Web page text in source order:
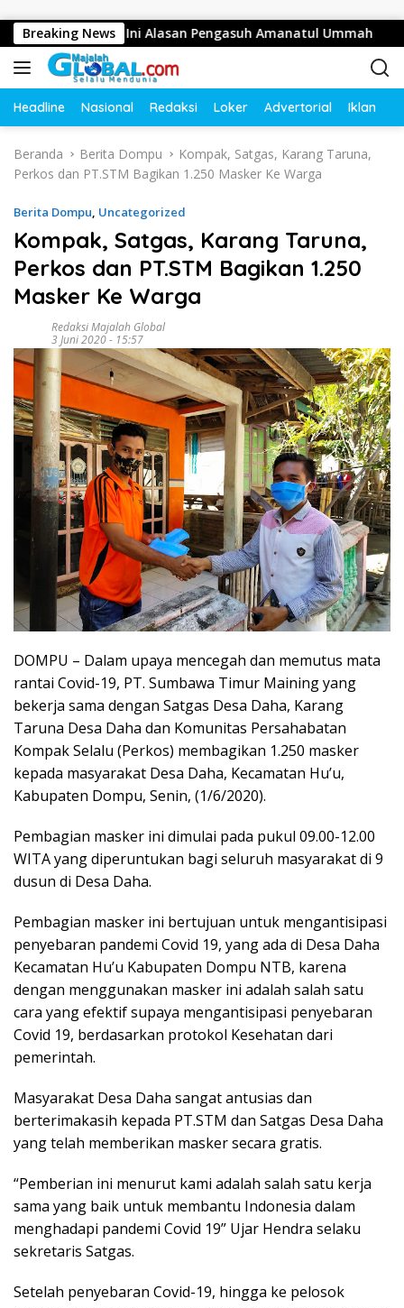
Breaking News
Juta, Ini Alasan Pengasuh Amanatul Ummah
Headline Nasional Redaksi Loker Advertorial Iklan
Beranda Berita Dompu
Kompak, Satgas, Karang Taruna,
Perkos dan PT.STM Bagikan 1.250 Masker Ke Warga
Berita Dompu, Uncategorized
Kompak, Satgas, Karang Taruna,
Perkos dan PT.STM Bagikan 1.250
Masker Ke Warga
Redaksi Majalah Global
3 Juni 2020 - 15:57
DOMPU – Dalam upaya mencegah dan memutus mata
rantai Covid-19, PT. Sumbawa Timur Maining yang
bekerja sama dengan Satgas Desa Daha, Karang
Taruna Desa Daha dan Komunitas Persahabatan
Kompak Selalu (Perkos) membagikan 1.250 masker
kepada masyarakat Desa Daha, Kecamatan Hu’u,
Kabupaten Dompu, Senin, (1/6/2020).
Pembagian masker ini dimulai pada pukul 09.00-12.00
WITA yang diperuntukan bagi seluruh masyarakat di 9
dusun di Desa Daha.
Pembagian masker ini bertujuan untuk mengantisipasi
penyebaran pandemi Covid 19, yang ada di Desa Daha
Kecamatan Hu’u Kabupaten Dompu NTB, karena
dengan menggunakan masker ini adalah salah satu
cara yang efektif supaya mengantisipasi penyebaran
Covid 19, berdasarkan protokol Kesehatan dari
pemerintah.
Masyarakat Desa Daha sangat antusias dan
berterimakasih kepada PT.STM dan Satgas Desa Daha
yang telah memberikan masker secara gratis.
“Pemberian ini menurut kami adalah salah satu kerja
sama yang baik untuk membantu Indonesia dalam
menghadapi pandemi Covid 19” Ujar Hendra selaku
sekretaris Satgas.
Setelah penyebaran Covid-19, hingga ke pelosok